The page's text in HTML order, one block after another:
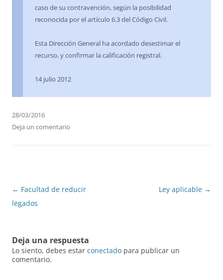
caso de su contravención, según la posibilidad
reconocida por el artículo 6.3 del Código Civil.
Esta Dirección General ha acordado desestimar el
recurso, y confirmar la calificación registral.
14 julio 2012
28/03/2016
Deja un comentario
Navegación
de
← Facultad de reducir
legados
Ley aplicable →
Deja una respuesta
Lo siento, debes estar conectado para publicar un
comentario.